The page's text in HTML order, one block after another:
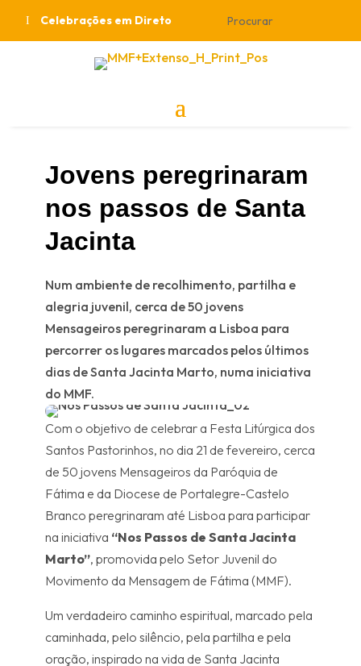
Celebrações em Direto
Jovens peregrinaram
nos passos de Santa
Jacinta
Num ambiente de recolhimento, partilha e
alegria juvenil, cerca de 50 jovens
Mensageiros peregrinaram a Lisboa para
percorrer os lugares marcados pelos últimos
dias de Santa Jacinta Marto, numa iniciativa
do MMF.
Com o objetivo de celebrar a Festa Litúrgica dos
Santos Pastorinhos, no dia 21 de fevereiro, cerca
de 50 jovens Mensageiros da Paróquia de
Fátima e da Diocese de Portalegre-Castelo
Branco peregrinaram até Lisboa para participar
na iniciativa “Nos Passos de Santa Jacinta
Marto”, promovida pelo Setor Juvenil do
Movimento da Mensagem de Fátima (MMF).
Um verdadeiro caminho espiritual, marcado pela
caminhada, pelo silêncio, pela partilha e pela
oração, inspirado na vida de Santa Jacinta